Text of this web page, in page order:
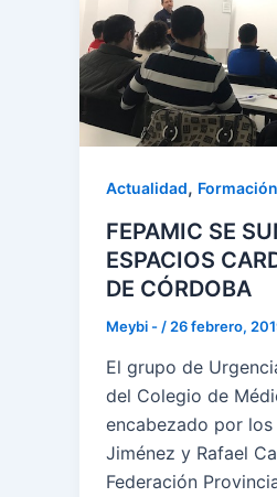
Actualidad, Formación
FEPAMIC SE
ESPACIOS
DE CÓRDOBA
Meybi - / 26 febrero,
El grupo de
del Colegio de
encabezado por
Jiménez y Rafael
Federación